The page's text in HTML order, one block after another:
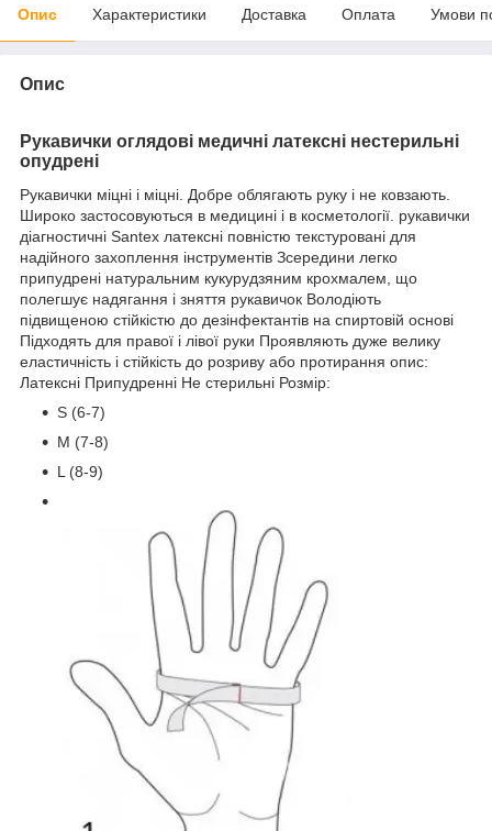
Опис Характеристики Доставка Оплата Умови
Опис
Рукавички оглядові медичні латексні нестерильні
опудрені
Рукавички міцні і міцні. Добре облягають руку і не ковзають.
Широко застосовуються в медицині і в косметології. рукавички
діагностичні Santex латексні повністю текстуровані для
надійного захоплення інструментів Зсередини легко
припудрені натуральним кукурудзяним крохмалем, що
полегшує надягання і зняття рукавичок Володіють
підвищеною стійкістю до дезінфектантів на спиртовій основі
Підходять для правої і лівої руки Проявляють дуже велику
еластичність і стійкість до розриву або протирання опис:
Латексні Припудренні Не стерильні Розмір:
S (6-7)
M (7-8)
L (8-9)